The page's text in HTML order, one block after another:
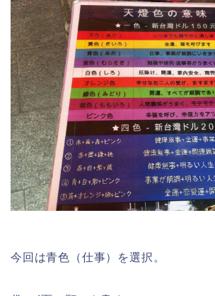
今回は青色（仕事）を選択。